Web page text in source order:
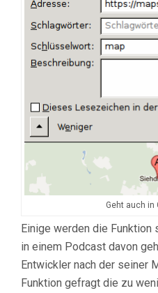
Geht auch in
Einige werden die Funktion
in einem Podcast davon
Entwickler nach der seiner
Funktion gefragt die zu